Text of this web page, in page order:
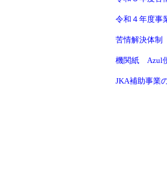
令和４年度事
苦情解決体
機関紙 Azul
JKA補助事業